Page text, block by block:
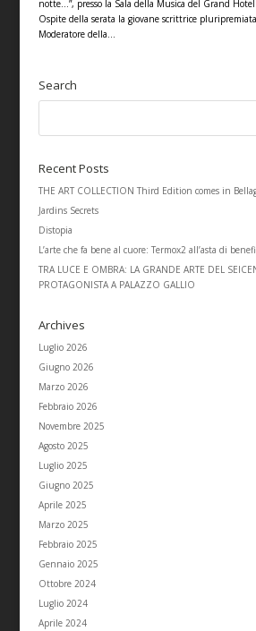
notte…”, presso la Sala della Musica del Grand
Ospite della serata la giovane scrittrice
Moderatore della...
Search
Recent Posts
THE ART COLLECTION Third Edition comes in
Jardins Secrets
Distopia
L’arte che fa bene al cuore: Termox2 all’asta di
TRA LUCE E OMBRA: LA GRANDE ARTE DEL
PROTAGONISTA A PALAZZO GALLIO
Archives
Luglio 2026
Giugno 2026
Marzo 2026
Febbraio 2026
Novembre 2025
Agosto 2025
Luglio 2025
Giugno 2025
Aprile 2025
Marzo 2025
Febbraio 2025
Gennaio 2025
Ottobre 2024
Luglio 2024
Aprile 2024